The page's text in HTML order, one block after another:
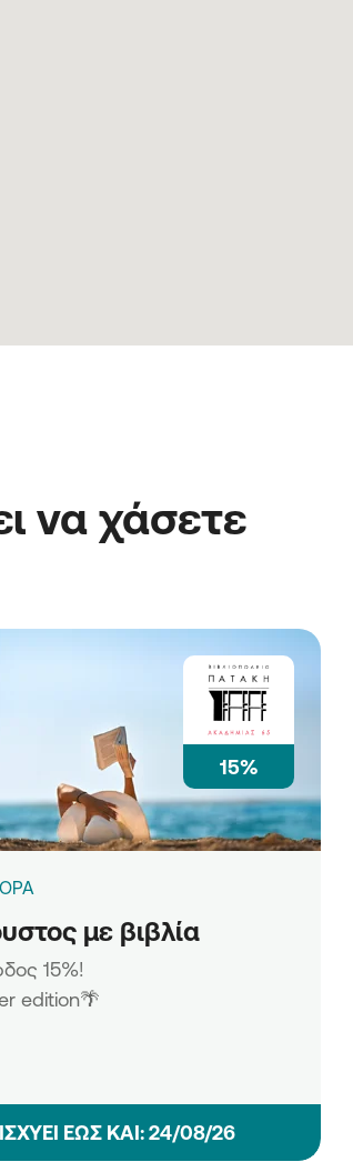
να χάσετε
15%
με βιβλία
15%!
edition🌴
ΙΣΧΥΕΙ ΕΩΣ ΚΑΙ: 24/08/26